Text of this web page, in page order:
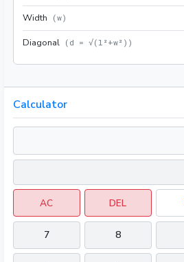
Width (w)
Diagonal ( d = √(l²+w²) )
Calculator
AC DEL
7 8